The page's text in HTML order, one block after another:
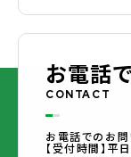
お電話
CONTACT
お電話でのお問
【受付時間】